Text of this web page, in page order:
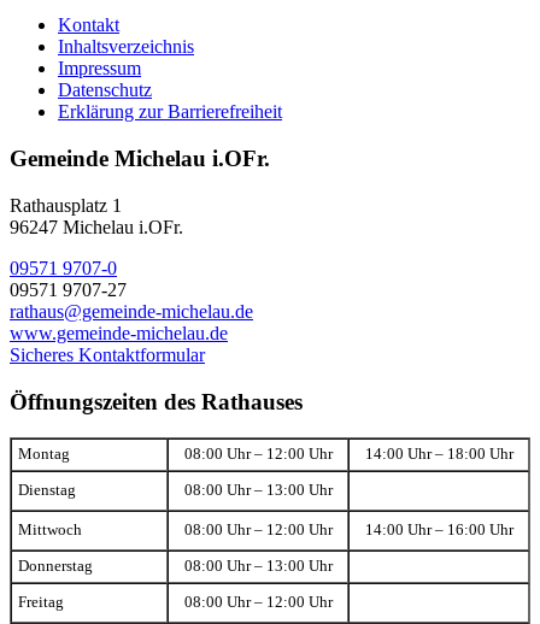
Kontakt
Inhaltsverzeichnis
Impressum
Datenschutz
Erklärung zur Barrierefreiheit
Gemeinde Michelau i.OFr.
Rathausplatz 1
96247 Michelau i.OFr.
09571 9707-0
09571 9707-27
rathaus@gemeinde-michelau.de
www.gemeinde-michelau.de
Sicheres Kontaktformular
Öffnungszeiten des Rathauses
Montag 08:00 Uhr – 12:00 Uhr 14:00 Uhr – 18:00 Uhr
Dienstag 08:00 Uhr – 13:00 Uhr
Mittwoch 08:00 Uhr – 12:00 Uhr 14:00 Uhr – 16:00 Uhr
Donnerstag 08:00 Uhr – 13:00 Uhr
Freitag 08:00 Uhr – 12:00 Uhr